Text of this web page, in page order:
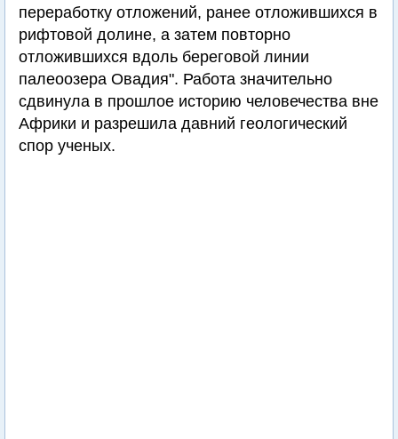
переработку отложений, ранее отложившихся в
рифтовой долине, а затем повторно
отложившихся вдоль береговой линии
палеоозера Овадия". Работа значительно
сдвинула в прошлое историю человечества вне
Африки и разрешила давний геологический
спор ученых.